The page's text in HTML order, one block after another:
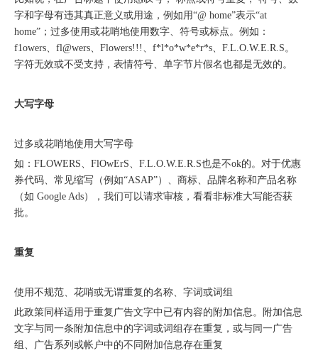
融创云受邀参加海内外侨商沧州行 • 丝路云帆，侨助冀货出海
字和字母有违其真正意义或用途，例如用“@ home”表示“at
home”；过多使用或花哨地使用数字、符号或标点。例如：
f1owers、fl@wers、Flowers!!!、f*l*o*w*e*r*s、F.L.O.W.E.R.S。
字符无效或不受支持，表情符号、单字节片假名也都是无效的。
大写字母
过多或花哨地使用大写字母
如：FLOWERS、FlOwErS、F.L.O.W.E.R.S也是不ok的。对于优惠
券代码、常见缩写（例如“ASAP”）、商标、品牌名称和产品名称
（如 Google Ads），我们可以请求审核，看看非标准大写能否获
批。
重复
使用不规范、花哨或无谓重复的名称、字词或词组
此政策同样适用于重复广告文字中已有内容的附加信息。附加信息
文字与同一条附加信息中的字词或词组存在重复，或与同一广告
组、广告系列或帐户中的不同附加信息存在重复